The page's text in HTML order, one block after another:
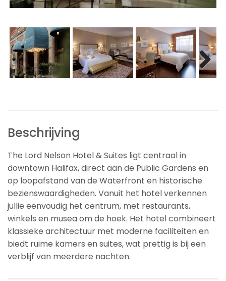
Beschrijving
The Lord Nelson Hotel & Suites ligt centraal in
downtown Halifax, direct aan de Public Gardens en
op loopafstand van de Waterfront en historische
bezienswaardigheden. Vanuit het hotel verkennen
jullie eenvoudig het centrum, met restaurants,
winkels en musea om de hoek. Het hotel combineert
klassieke architectuur met moderne faciliteiten en
biedt ruime kamers en suites, wat prettig is bij een
verblijf van meerdere nachten.